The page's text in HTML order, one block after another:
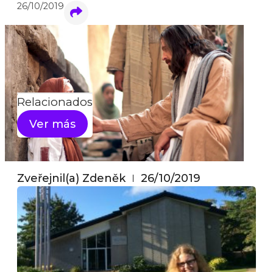
Search
Relacionados
Ver más
26/10/2019
Zveřejnil(a) Zdeněk 26/10/2019